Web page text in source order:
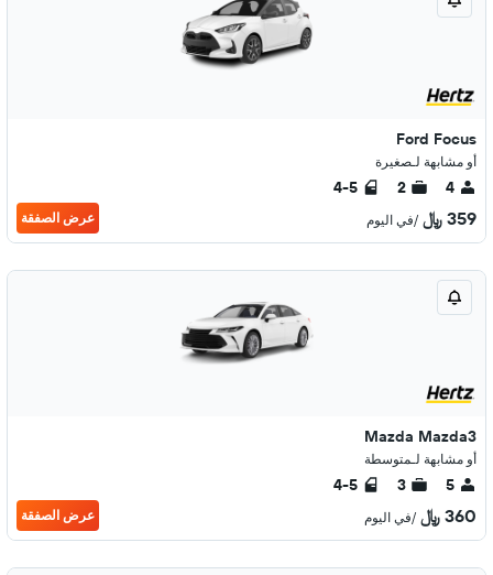
Ford Focus
أو مشابهة لـصغيرة
4
2
4-5
359 ﷼ /في اليوم عرض الصفقة
Mazda Mazda3
أو مشابهة لـمتوسطة
5
3
4-5
360 ﷼ /في اليوم عرض الصفقة